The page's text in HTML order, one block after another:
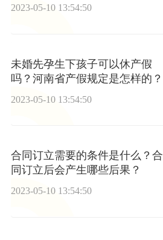
2023-05-10 13:54:50
未婚先孕生下孩子可以休产假
吗？河南省产假规定是怎样的？
2023-05-10 13:54:50
合同订立需要的条件是什么？合
同订立后会产生哪些后果？
2023-05-10 13:54:50